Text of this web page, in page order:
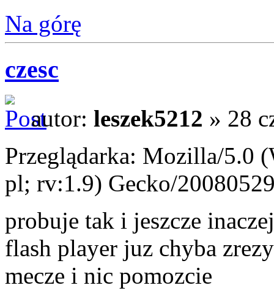
Na górę
czesc
autor: leszek5212 » 28
Przeglądarka: Mozilla/5.0
pl; rv:1.9) Gecko/
probuje tak i jeszcze
flash player juz chyba
mecze i nic pomozcie